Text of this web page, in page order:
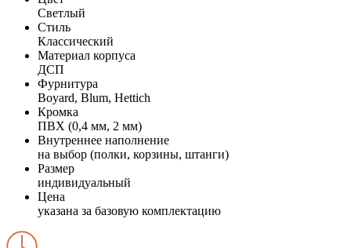
Светлый
Стиль
Классический
Материал корпуса
ДСП
Фурнитура
Boyard, Blum, Hettich
Кромка
ПВХ (0,4 мм, 2 мм)
Внутреннее наполнение
на выбор (полки, корзины, штанги)
Размер
индивидуальный
Цена
указана за базовую комплектацию